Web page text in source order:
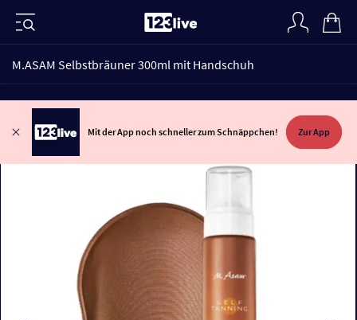
M.ASAM Selbstbräuner 300ml mit Handschuh
Mit der App noch schneller zum Schnäppchen! Zur App